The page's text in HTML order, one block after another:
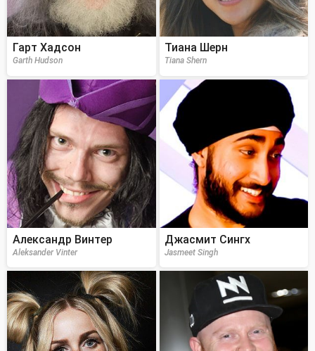
Гарт Хадсон
Garth Hudson
Тиана Шерн
Tiana Shern
Александр Винтер
Aleksander Vinter
Джасмит Сингх
Jasmeet Singh